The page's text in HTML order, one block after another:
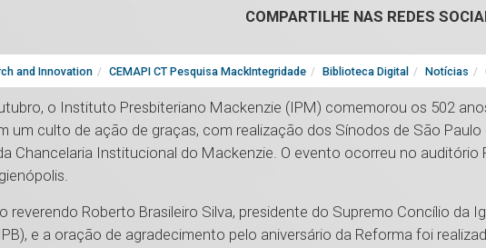
COMPARTILHE NAS REDES
and Innovation CEMAPI CT Pesquisa MackIntegridade Biblioteca Digital Notícias
o Instituto Presbiteriano Mackenzie (IPM) comemorou os 502
um culto de ação de graças, com realização dos Sínodos de São Paulo
Chancelaria Institucional do Mackenzie. O evento ocorreu no auditório
reverendo Roberto Brasileiro Silva, presidente do Supremo Concílio da
e a oração de agradecimento pelo aniversário da Reforma foi